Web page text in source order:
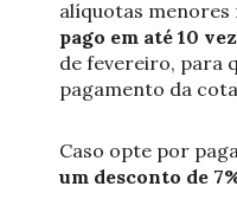
alíquotas menores
pago em até 10
de fevereiro, para
pagamento da
Caso opte por
um desconto de